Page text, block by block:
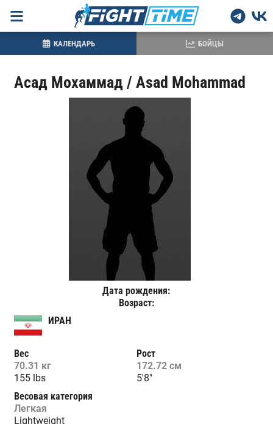
Асад Мохаммад / Asad Mohammad
Дата рождения:
Возраст:
ИРАН
Вес
70.31 кг
155 lbs
Рост
172.72 см
5'8"
Весовая категория
Легкая
Lightweight
КАЛЕНДАРЬ БОЙЦЫ